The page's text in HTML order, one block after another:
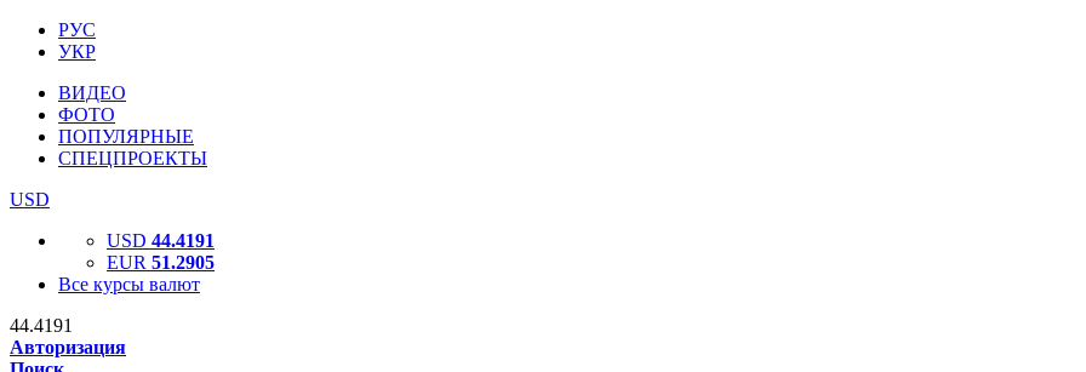
РУС
УКР
ВИДЕО
ФОТО
ПОПУЛЯРНЫЕ
СПЕЦПРОЕКТЫ
USD
USD 44.4191
EUR 51.2905
Все курсы валют
44.4191
Авторизация